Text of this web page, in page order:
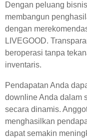
Dengan peluang
membangun
dengan
LIVEGOOD.
beroperasi tanpa
inventaris.
Pendapatan Anda
downline Anda dalam
secara dinamis.
menghasilkan
dapat semakin